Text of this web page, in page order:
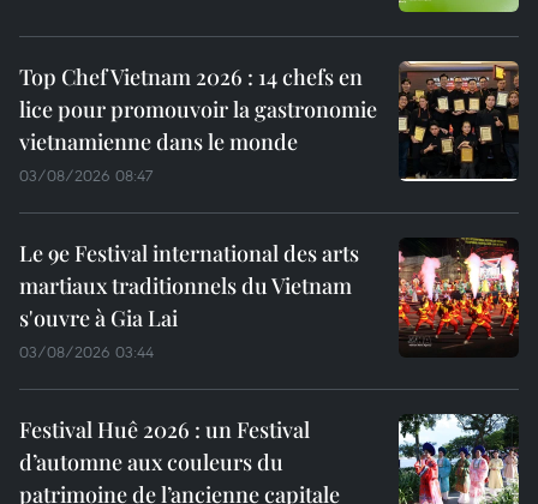
Top Chef Vietnam 2026 : 14 chefs en
lice pour promouvoir la gastronomie
vietnamienne dans le monde
03/08/2026 08:47
Le 9e Festival international des arts
martiaux traditionnels du Vietnam
s'ouvre à Gia Lai
03/08/2026 03:44
Festival Huê 2026 : un Festival
d’automne aux couleurs du
patrimoine de l’ancienne capitale